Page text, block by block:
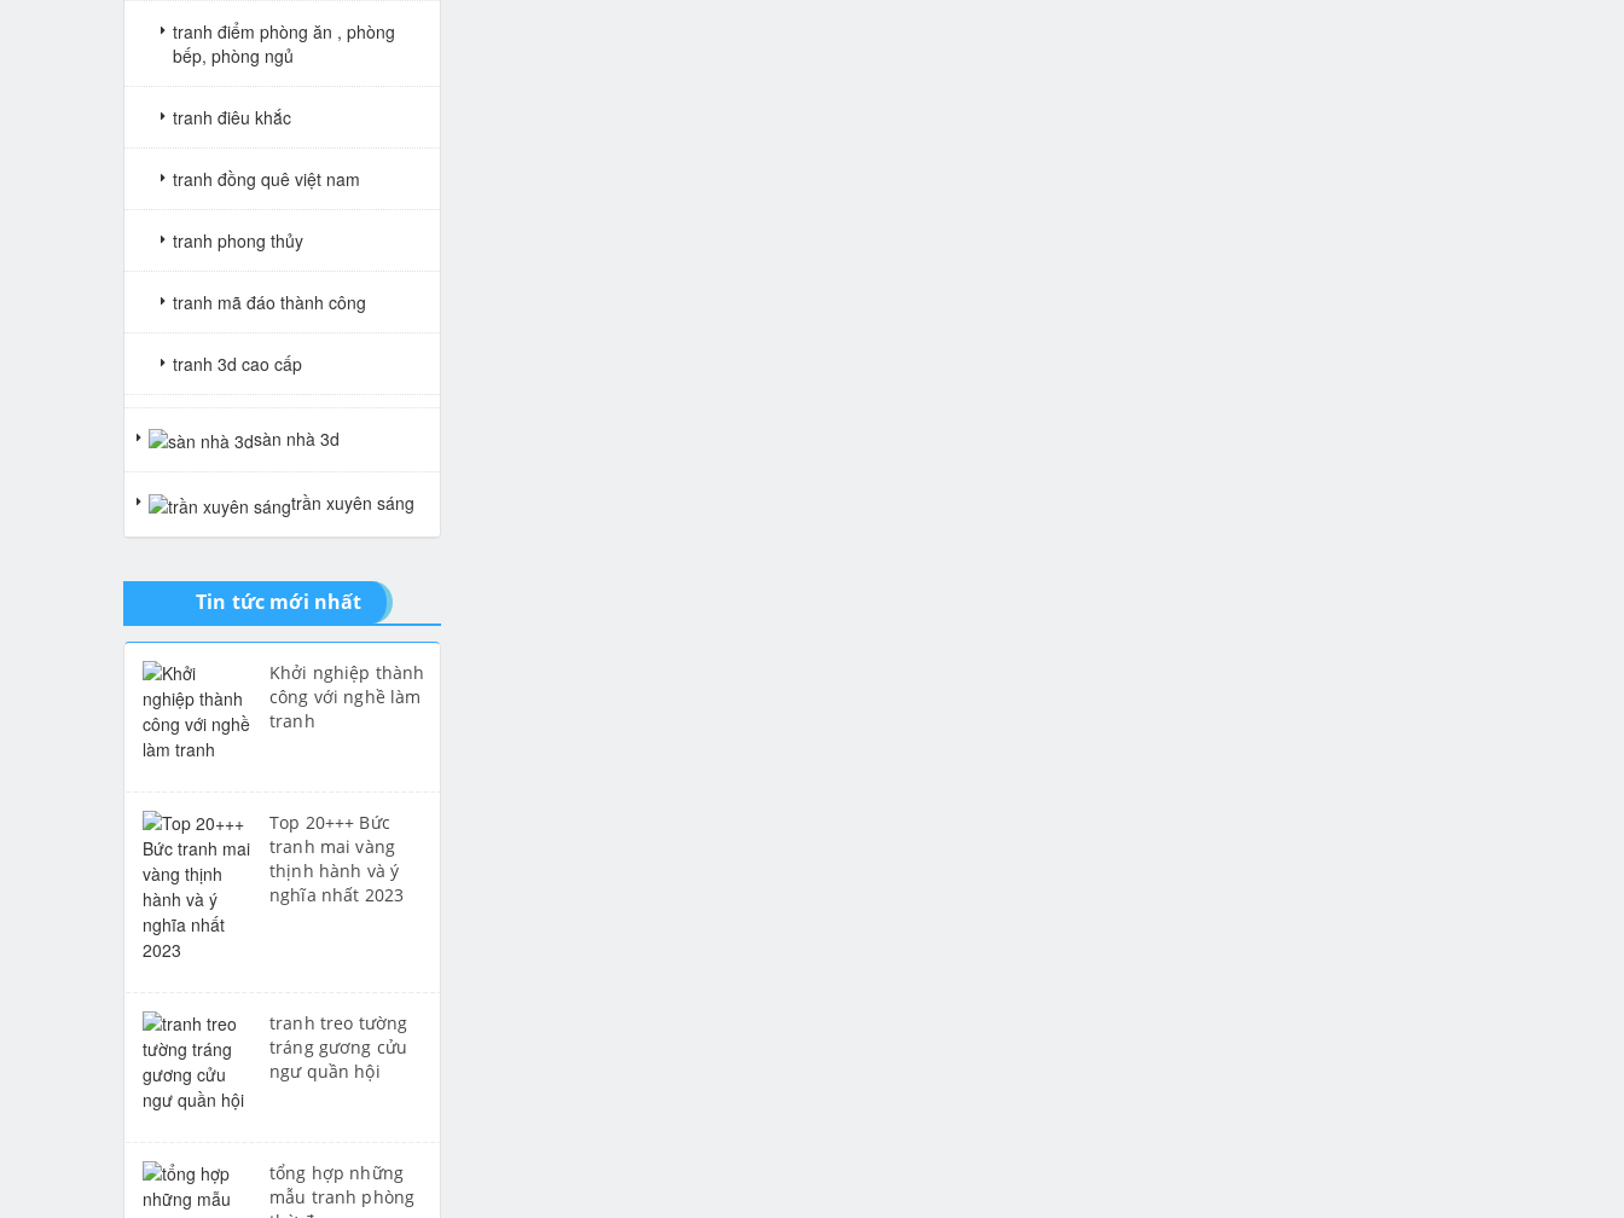
tranh điểm phòng ăn , phòng
bếp, phòng ngủ
tranh điêu khắc
tranh đồng quê việt nam
tranh phong thủy
tranh mã đáo thành công
tranh 3d cao cấp
gió
tranh giả ngọc
sàn nhà 3d
trần xuyên sáng
Tin tức mới nhất
Khởi nghiệp thành
công với nghề làm
tranh
Top 20+++ Bức
tranh mai vàng
thịnh hành và ý
nghĩa nhất 2023
tranh treo tường
tráng gương cửu
ngư quần hội
tổng hợp những
mẫu tranh phòng